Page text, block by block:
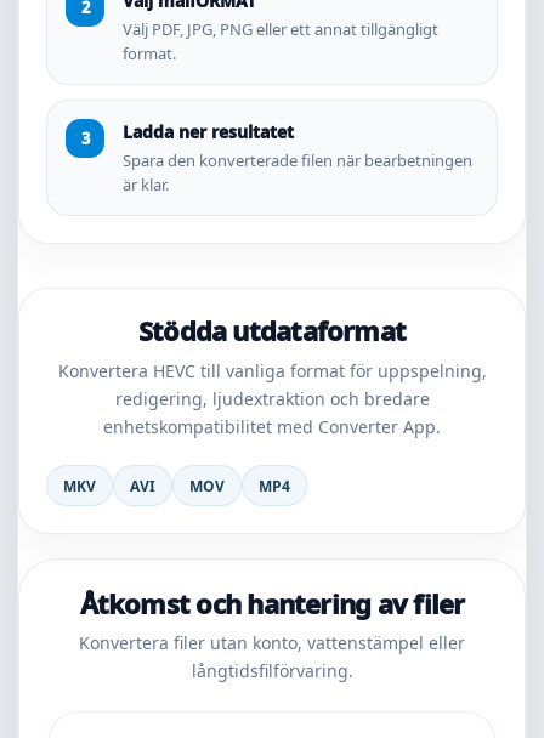
Välj PDF, JPG, PNG eller ett annat tillgängligt
format.
Ladda ner resultatet
Spara den konverterade filen när bearbetningen
är klar.
Stödda utdataformat
Konvertera HEVC till vanliga format för uppspelning,
redigering, ljudextraktion och bredare
enhetskompatibilitet med Converter App.
MKV AVI MOV MP4
Åtkomst och hantering av filer
Konvertera filer utan konto, vattenstämpel eller
långtidsfilförvaring.